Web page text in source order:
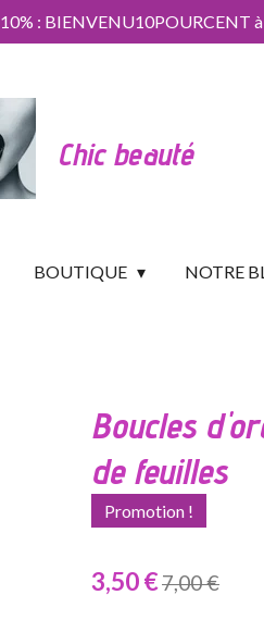
10% : BIENVENU10POURCENT
Chic beauté
BOUTIQUE NOTRE
Boucles
de feuilles
Promotion !
3,50 €7,00 €